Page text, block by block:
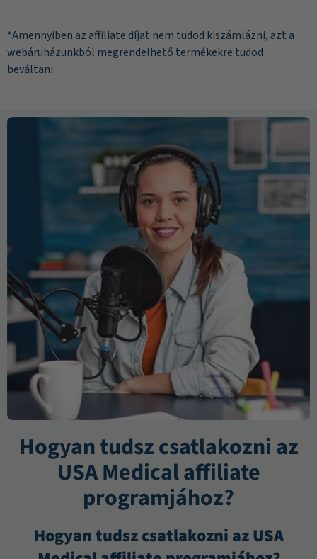
*Amennyiben az affiliate díjat nem tudod kiszámlázni, azt a
webáruházunkból megrendelhető termékekre tudod
beváltani.
Hogyan tudsz csatlakozni az
USA Medical affiliate
programjához?
Hogyan tudsz csatlakozni az USA